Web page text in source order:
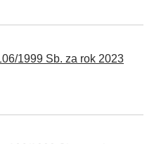
1999 Sb. za rok 2023